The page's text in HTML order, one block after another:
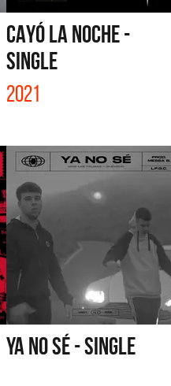
CAYÓ LA NOCHE -
SINGLE
2021
YA NO SÉ - SINGLE